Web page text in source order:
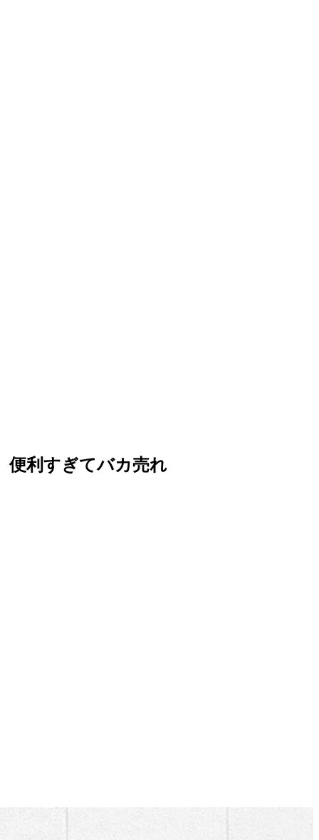
便利すぎてバカ売れ